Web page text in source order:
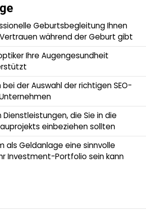
Geburtsbegleitung Ihnen
während der Geburt gibt
Ihre Augengesundheit
der Auswahl der richtigen SEO-
die Sie in die
einbeziehen sollten
als Geldanlage eine sinnvolle
Investment-Portfolio sein kann